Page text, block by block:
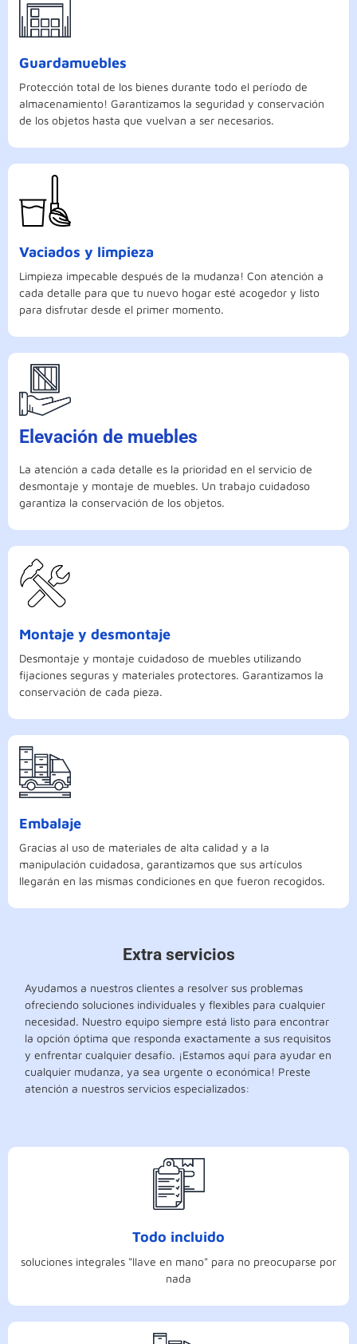
Guardamuebles
Protección total de los bienes durante todo el período de
almacenamiento! Garantizamos la seguridad y conservación
de los objetos hasta que vuelvan a ser necesarios.
Vaciados y limpieza
Limpieza impecable después de la mudanza! Con atención a
cada detalle para que tu nuevo hogar esté acogedor y listo
para disfrutar desde el primer momento.
Elevación de muebles
La atención a cada detalle es la prioridad en el servicio de
desmontaje y montaje de muebles. Un trabajo cuidadoso
garantiza la conservación de los objetos.
Montaje y desmontaje
Desmontaje y montaje cuidadoso de muebles utilizando
fijaciones seguras y materiales protectores. Garantizamos la
conservación de cada pieza.
Embalaje
Gracias al uso de materiales de alta calidad y a la
manipulación cuidadosa, garantizamos que sus artículos
llegarán en las mismas condiciones en que fueron recogidos.
Extra servicios
Ayudamos a nuestros clientes a resolver sus problemas
ofreciendo soluciones individuales y flexibles para cualquier
necesidad. Nuestro equipo siempre está listo para encontrar
la opción óptima que responda exactamente a sus requisitos
y enfrentar cualquier desafío. ¡Estamos aquí para ayudar en
cualquier mudanza, ya sea urgente o económica! Preste
atención a nuestros servicios especializados:
Todo incluido
soluciones integrales "llave en mano" para no preocuparse por
nada